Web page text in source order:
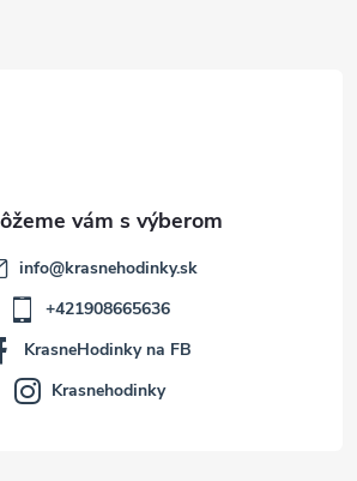
info@krasnehodinky.sk
+421908665636
KrasneHodinky na FB
Krasnehodinky